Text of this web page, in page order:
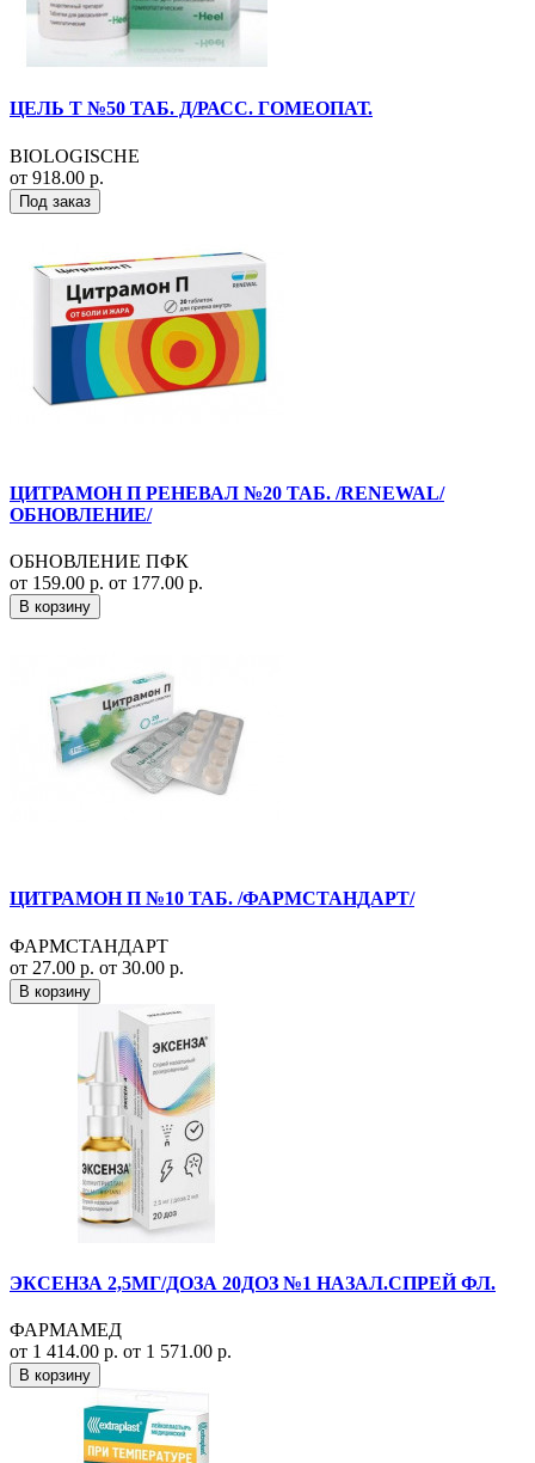
ЦЕЛЬ Т №50 ТАБ. Д/РАСС. ГОМЕОПАТ.
BIOLOGISCHE
от 918.00 р.
Под заказ
ЦИТРАМОН П РЕНЕВАЛ №20 ТАБ. /RENEWAL/
ОБНОВЛЕНИЕ/
ОБНОВЛЕНИЕ ПФК
от 159.00 р. от 177.00 р.
В корзину
ЦИТРАМОН П №10 ТАБ. /ФАРМСТАНДАРТ/
ФАРМСТАНДАРТ
от 27.00 р. от 30.00 р.
В корзину
ЭКСЕНЗА 2,5МГ/ДОЗА 20ДОЗ №1 НАЗАЛ.СПРЕЙ ФЛ.
ФАРМАМЕД
от 1 414.00 р. от 1 571.00 р.
В корзину